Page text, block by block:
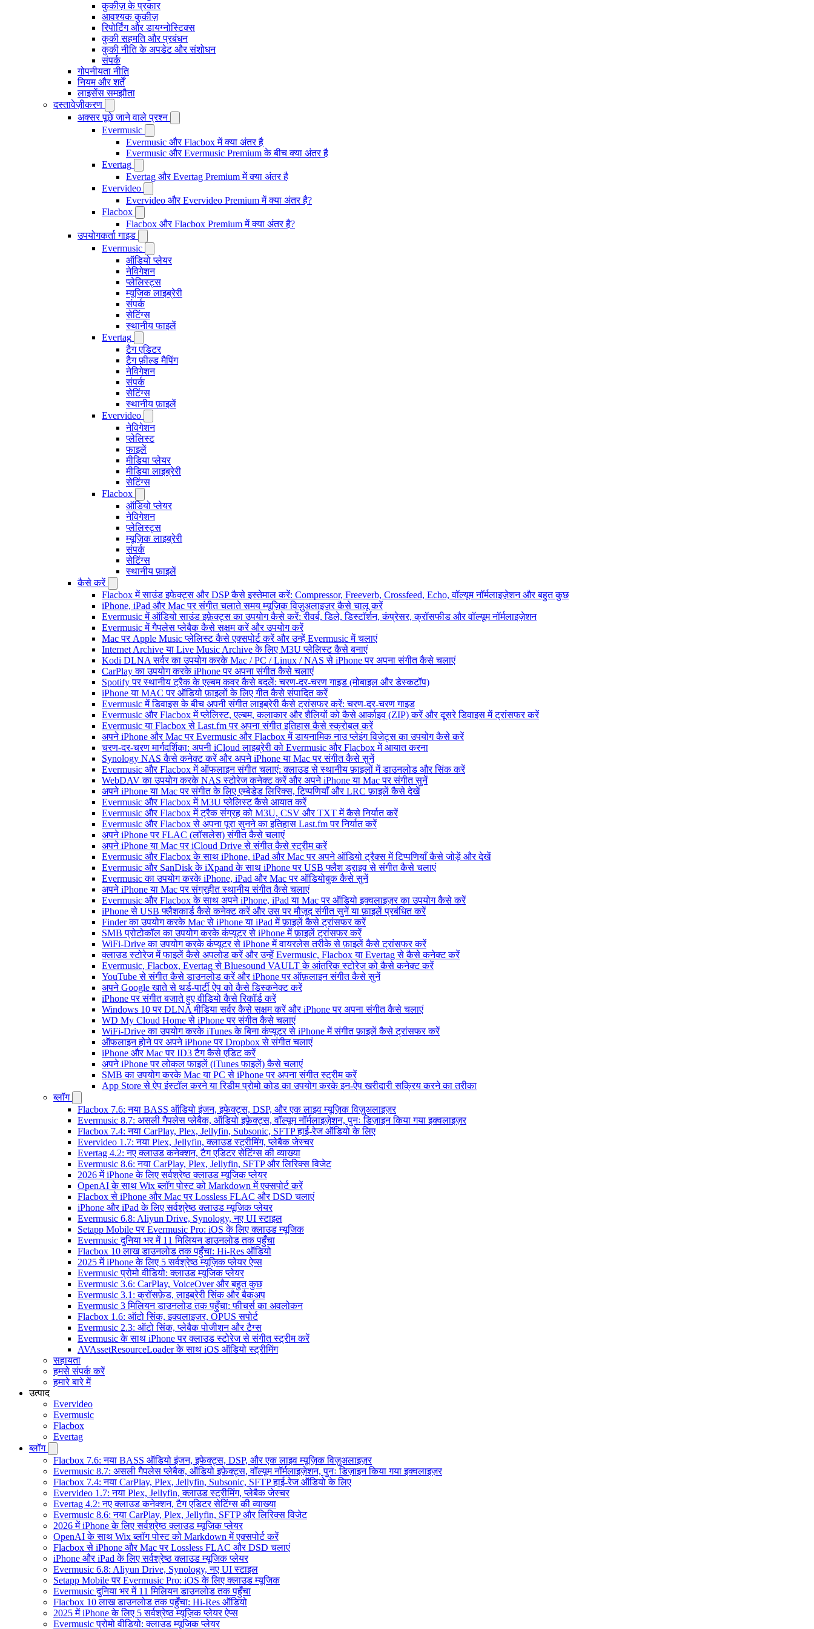
कुकीज़ के प्रकार
आवश्यक कुकीज़
रिपोर्टिंग और डायग्नोस्टिक्स
कुकी सहमति और प्रबंधन
कुकी नीति के अपडेट और संशोधन
संपर्क
गोपनीयता नीति
नियम और शर्तें
लाइसेंस समझौता
दस्तावेज़ीकरण
अक्सर पूछे जाने वाले प्रश्न
Evermusic
Evermusic और Flacbox में क्या अंतर है
Evermusic और Evermusic Premium के बीच क्या अंतर है
Evertag
Evertag और Evertag Premium में क्या अंतर है
Evervideo
Evervideo और Evervideo Premium में क्या अंतर है?
Flacbox
Flacbox और Flacbox Premium में क्या अंतर है?
उपयोगकर्ता गाइड
Evermusic
ऑडियो प्लेयर
नेविगेशन
प्लेलिस्ट्स
म्यूजिक लाइब्रेरी
संपर्क
सेटिंग्स
स्थानीय फाइलें
Evertag
टैग एडिटर
टैग फ़ील्ड मैपिंग
नेविगेशन
संपर्क
सेटिंग्स
स्थानीय फ़ाइलें
Evervideo
नेविगेशन
प्लेलिस्ट
फाइलें
मीडिया प्लेयर
मीडिया लाइब्रेरी
सेटिंग्स
Flacbox
ऑडियो प्लेयर
नेविगेशन
प्लेलिस्ट्स
म्यूज़िक लाइब्रेरी
संपर्क
सेटिंग्स
स्थानीय फ़ाइलें
कैसे करें
Flacbox में साउंड इफेक्ट्स और DSP कैसे इस्तेमाल करें: Compressor, Freeverb, Crossfeed, Echo, वॉल्यूम नॉर्मलाइज़ेशन और बहुत कुछ
iPhone, iPad और Mac पर संगीत चलाते समय म्यूज़िक विज़ुअलाइज़र कैसे चालू करें
Evermusic में ऑडियो साउंड इफ़ेक्ट्स का उपयोग कैसे करें: रीवर्ब, डिले, डिस्टॉर्शन, कंप्रेसर, क्रॉसफीड और वॉल्यूम नॉर्मलाइज़ेशन
Evermusic में गैपलेस प्लेबैक कैसे सक्षम करें और उपयोग करें
Mac पर Apple Music प्लेलिस्ट कैसे एक्सपोर्ट करें और उन्हें Evermusic में चलाएं
Internet Archive या Live Music Archive के लिए M3U प्लेलिस्ट कैसे बनाएं
Kodi DLNA सर्वर का उपयोग करके Mac / PC / Linux / NAS से iPhone पर अपना संगीत कैसे चलाएं
CarPlay का उपयोग करके iPhone पर अपना संगीत कैसे चलाएं
Spotify पर स्थानीय ट्रैक के एल्बम कवर कैसे बदलें: चरण-दर-चरण गाइड (मोबाइल और डेस्कटॉप)
iPhone या MAC पर ऑडियो फ़ाइलों के लिए गीत कैसे संपादित करें
Evermusic में डिवाइस के बीच अपनी संगीत लाइब्रेरी कैसे ट्रांसफर करें: चरण-दर-चरण गाइड
Evermusic और Flacbox में प्लेलिस्ट, एल्बम, कलाकार और शैलियों को कैसे आर्काइव (ZIP) करें और दूसरे डिवाइस में ट्रांसफर करें
Evermusic या Flacbox से Last.fm पर अपना संगीत इतिहास कैसे स्क्रोबल करें
अपने iPhone और Mac पर Evermusic और Flacbox में डायनामिक नाउ प्लेइंग विजेट्स का उपयोग कैसे करें
चरण-दर-चरण मार्गदर्शिका: अपनी iCloud लाइब्रेरी को Evermusic और Flacbox में आयात करना
Synology NAS कैसे कनेक्ट करें और अपने iPhone या Mac पर संगीत कैसे सुनें
Evermusic और Flacbox में ऑफलाइन संगीत चलाएं: क्लाउड से स्थानीय फ़ाइलों में डाउनलोड और सिंक करें
WebDAV का उपयोग करके NAS स्टोरेज कनेक्ट करें और अपने iPhone या Mac पर संगीत सुनें
अपने iPhone या Mac पर संगीत के लिए एम्बेडेड लिरिक्स, टिप्पणियाँ और LRC फ़ाइलें कैसे देखें
Evermusic और Flacbox में M3U प्लेलिस्ट कैसे आयात करें
Evermusic और Flacbox में ट्रैक संग्रह को M3U, CSV और TXT में कैसे निर्यात करें
Evermusic और Flacbox से अपना पूरा सुनने का इतिहास Last.fm पर निर्यात करें
अपने iPhone पर FLAC (लॉसलेस) संगीत कैसे चलाएं
अपने iPhone या Mac पर iCloud Drive से संगीत कैसे स्ट्रीम करें
Evermusic और Flacbox के साथ iPhone, iPad और Mac पर अपने ऑडियो ट्रैक्स में टिप्पणियाँ कैसे जोड़ें और देखें
Evermusic और SanDisk के iXpand के साथ iPhone पर USB फ्लैश ड्राइव से संगीत कैसे चलाएं
Evermusic का उपयोग करके iPhone, iPad और Mac पर ऑडियोबुक कैसे सुनें
अपने iPhone या Mac पर संग्रहीत स्थानीय संगीत कैसे चलाएं
Evermusic और Flacbox के साथ अपने iPhone, iPad या Mac पर ऑडियो इक्वलाइज़र का उपयोग कैसे करें
iPhone से USB फ्लैशकार्ड कैसे कनेक्ट करें और उस पर मौजूद संगीत सुनें या फ़ाइलें प्रबंधित करें
Finder का उपयोग करके Mac से iPhone या iPad में फ़ाइलें कैसे ट्रांसफर करें
SMB प्रोटोकॉल का उपयोग करके कंप्यूटर से iPhone में फ़ाइलें ट्रांसफर करें
WiFi-Drive का उपयोग करके कंप्यूटर से iPhone में वायरलेस तरीके से फ़ाइलें कैसे ट्रांसफर करें
क्लाउड स्टोरेज में फाइलें कैसे अपलोड करें और उन्हें Evermusic, Flacbox या Evertag से कैसे कनेक्ट करें
Evermusic, Flacbox, Evertag से Bluesound VAULT के आंतरिक स्टोरेज को कैसे कनेक्ट करें
YouTube से संगीत कैसे डाउनलोड करें और iPhone पर ऑफ़लाइन संगीत कैसे सुनें
अपने Google खाते से थर्ड-पार्टी ऐप को कैसे डिस्कनेक्ट करें
iPhone पर संगीत बजाते हुए वीडियो कैसे रिकॉर्ड करें
Windows 10 पर DLNA मीडिया सर्वर कैसे सक्षम करें और iPhone पर अपना संगीत कैसे चलाएं
WD My Cloud Home से iPhone पर संगीत कैसे चलाएं
WiFi-Drive का उपयोग करके iTunes के बिना कंप्यूटर से iPhone में संगीत फ़ाइलें कैसे ट्रांसफर करें
ऑफलाइन होने पर अपने iPhone पर Dropbox से संगीत चलाएं
iPhone और Mac पर ID3 टैग कैसे एडिट करें
अपने iPhone पर लोकल फाइलें (iTunes फाइलें) कैसे चलाएं
SMB का उपयोग करके Mac या PC से iPhone पर अपना संगीत स्ट्रीम करें
App Store से ऐप इंस्टॉल करने या रिडीम प्रोमो कोड का उपयोग करके इन-ऐप खरीदारी सक्रिय करने का तरीका
ब्लॉग
Flacbox 7.6: नया BASS ऑडियो इंजन, इफेक्ट्स, DSP, और एक लाइव म्यूज़िक विज़ुअलाइज़र
Evermusic 8.7: असली गैपलेस प्लेबैक, ऑडियो इफ़ेक्ट्स, वॉल्यूम नॉर्मलाइज़ेशन, पुनः डिज़ाइन किया गया इक्वलाइज़र
Flacbox 7.4: नया CarPlay, Plex, Jellyfin, Subsonic, SFTP हाई-रेज ऑडियो के लिए
Evervideo 1.7: नया Plex, Jellyfin, क्लाउड स्ट्रीमिंग, प्लेबैक जेस्चर
Evertag 4.2: नए क्लाउड कनेक्शन, टैग एडिटर सेटिंग्स की व्याख्या
Evermusic 8.6: नया CarPlay, Plex, Jellyfin, SFTP और लिरिक्स विजेट
2026 में iPhone के लिए सर्वश्रेष्ठ क्लाउड म्यूजिक प्लेयर
OpenAI के साथ Wix ब्लॉग पोस्ट को Markdown में एक्सपोर्ट करें
Flacbox से iPhone और Mac पर Lossless FLAC और DSD चलाएं
iPhone और iPad के लिए सर्वश्रेष्ठ क्लाउड म्यूजिक प्लेयर
Evermusic 6.8: Aliyun Drive, Synology, नए UI स्टाइल
Setapp Mobile पर Evermusic Pro: iOS के लिए क्लाउड म्यूजिक
Evermusic दुनिया भर में 11 मिलियन डाउनलोड तक पहुँचा
Flacbox 10 लाख डाउनलोड तक पहुँचा: Hi-Res ऑडियो
2025 में iPhone के लिए 5 सर्वश्रेष्ठ म्यूज़िक प्लेयर ऐप्स
Evermusic प्रोमो वीडियो: क्लाउड म्यूजिक प्लेयर
Evermusic 3.6: CarPlay, VoiceOver और बहुत कुछ
Evermusic 3.1: क्रॉसफ़ेड, लाइब्रेरी सिंक और बैकअप
Evermusic 3 मिलियन डाउनलोड तक पहुँचा: फीचर्स का अवलोकन
Flacbox 1.6: ऑटो सिंक, इक्वलाइज़र, OPUS सपोर्ट
Evermusic 2.3: ऑटो सिंक, प्लेबैक पोजीशन और टैग्स
Evermusic के साथ iPhone पर क्लाउड स्टोरेज से संगीत स्ट्रीम करें
AVAssetResourceLoader के साथ iOS ऑडियो स्ट्रीमिंग
सहायता
हमसे संपर्क करें
हमारे बारे में
उत्पाद
Evervideo
Evermusic
Flacbox
Evertag
ब्लॉग
Flacbox 7.6: नया BASS ऑडियो इंजन, इफेक्ट्स, DSP, और एक लाइव म्यूज़िक विज़ुअलाइज़र
Evermusic 8.7: असली गैपलेस प्लेबैक, ऑडियो इफ़ेक्ट्स, वॉल्यूम नॉर्मलाइज़ेशन, पुनः डिज़ाइन किया गया इक्वलाइज़र
Flacbox 7.4: नया CarPlay, Plex, Jellyfin, Subsonic, SFTP हाई-रेज ऑडियो के लिए
Evervideo 1.7: नया Plex, Jellyfin, क्लाउड स्ट्रीमिंग, प्लेबैक जेस्चर
Evertag 4.2: नए क्लाउड कनेक्शन, टैग एडिटर सेटिंग्स की व्याख्या
Evermusic 8.6: नया CarPlay, Plex, Jellyfin, SFTP और लिरिक्स विजेट
2026 में iPhone के लिए सर्वश्रेष्ठ क्लाउड म्यूजिक प्लेयर
OpenAI के साथ Wix ब्लॉग पोस्ट को Markdown में एक्सपोर्ट करें
Flacbox से iPhone और Mac पर Lossless FLAC और DSD चलाएं
iPhone और iPad के लिए सर्वश्रेष्ठ क्लाउड म्यूजिक प्लेयर
Evermusic 6.8: Aliyun Drive, Synology, नए UI स्टाइल
Setapp Mobile पर Evermusic Pro: iOS के लिए क्लाउड म्यूजिक
Evermusic दुनिया भर में 11 मिलियन डाउनलोड तक पहुँचा
Flacbox 10 लाख डाउनलोड तक पहुँचा: Hi-Res ऑडियो
2025 में iPhone के लिए 5 सर्वश्रेष्ठ म्यूज़िक प्लेयर ऐप्स
Evermusic प्रोमो वीडियो: क्लाउड म्यूजिक प्लेयर